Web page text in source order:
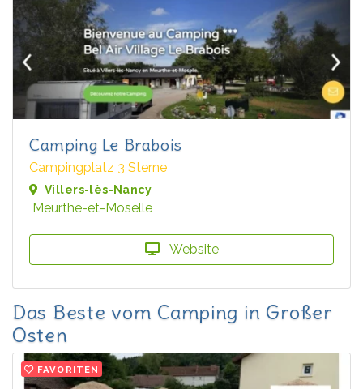
Camping Le Brabois
Campingplatz 3 Sterne
Villers-lès-Nancy
Meurthe-et-Moselle
Website
Das Beste vom Camping in Großer
Osten
FAVORITEN